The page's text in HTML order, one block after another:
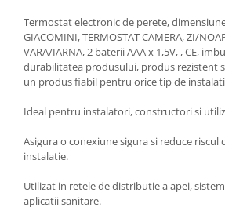
Termostat electronic de perete,
GIACOMINI, TERMOSTAT CAMERA, ZI/
VARA/IARNA, 2 baterii AAA x 1,5V, , CE,
durabilitatea produsului, produs rezistent
un produs fiabil pentru orice tip de
Ideal pentru instalatori, constructori si
Asigura o conexiune sigura si reduce riscul
instalatie.
Utilizat in retele de distributie a apei,
aplicatii sanitare.